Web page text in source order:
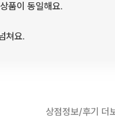
품이 동일해요.
쳐요.
상점정보/후기 더